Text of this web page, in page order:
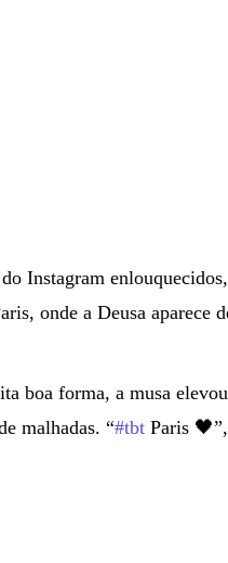
Instagram
onde a Deusa aparece
boa forma, a musa
malhadas. “#tbt Paris